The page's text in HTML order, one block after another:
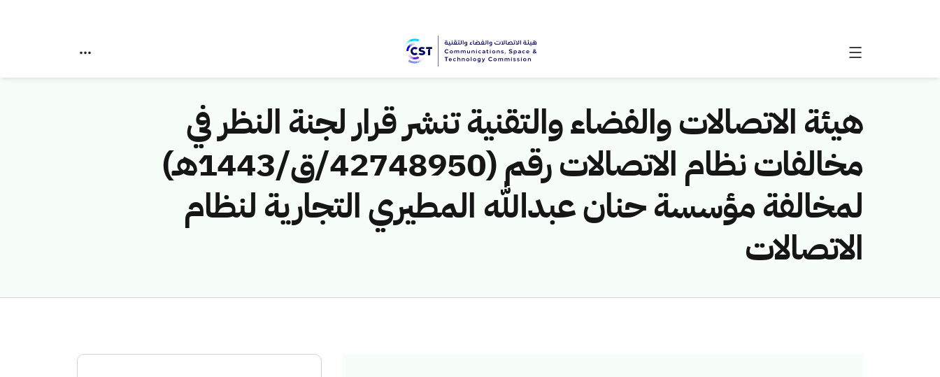
هيئة الاتصالات والفضاء والتقنية تنشر قرار لجنة النظر في
مخالفات نظام الاتصالات رقم (42748950/ق/1443هـ)
لمخالفة مؤسسة حنان عبدالله المطيري التجارية لنظام
الاتصالات